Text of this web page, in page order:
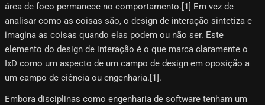
área de foco permanece no comportamento.[1] Em vez de
analisar como as coisas são, o design de interação sintetiza e
imagina as coisas quando elas podem ou não ser. Este
elemento do design de interação é o que marca claramente o
IxD como um aspecto de um campo de design em oposição a
um campo de ciência ou engenharia.[1]​.
Embora disciplinas como engenharia de software tenham um